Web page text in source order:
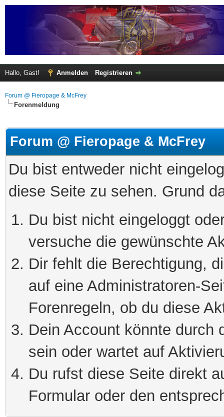
Hallo, Gast! Anmelden Registrieren
Forum @ Fieropage & McFrey
Forenmeldung
Forum @ Fieropage & McFrey
Du bist entweder nicht
diese Seite zu sehen. Grund
Du bist nicht eingeloggt
versuche die gewünschte
Dir fehlt die Berechtigung,
auf eine Administratoren-
Forenregeln, ob du diese
Dein Account könnte durch
sein oder wartet auf
Du rufst diese Seite direkt
Formular oder den